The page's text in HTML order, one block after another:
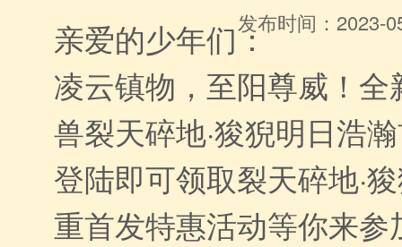
发布时间：2023-
亲爱的少年们：
凌云镇物，至阳尊威！
兽裂天碎地·狻猊明日浩
登陆即可领取裂天碎地·
重首发特惠活动等你来参